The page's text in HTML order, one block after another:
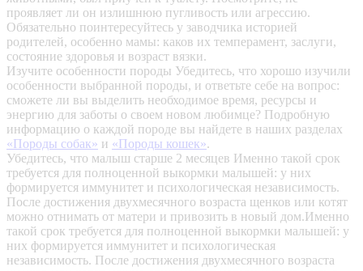
проявляет ли он излишнюю пугливость или агрессию.
Обязательно поинтересуйтесь у заводчика историей
родителей, особенно мамы: каков их темперамент, заслуги,
состояние здоровья и возраст вязки.
Изучите особенности породы Убедитесь, что хорошо изучили
особенности выбранной породы, и ответьте себе на вопрос:
сможете ли вы выделить необходимое время, ресурсы и
энергию для заботы о своем новом любимце? Подробную
информацию о каждой породе вы найдете в наших разделах
«Породы собак» и «Породы кошек».
Убедитесь, что малыш старше 2 месяцев Именно такой срок
требуется для полноценной выкормки малышей: у них
формируется иммунитет и психологическая независимость.
После достижения двухмесячного возраста щенков или котят
можно отнимать от матери и привозить в новый дом.Именно
такой срок требуется для полноценной выкормки малышей: у
них формируется иммунитет и психологическая
независимость. После достижения двухмесячного возраста